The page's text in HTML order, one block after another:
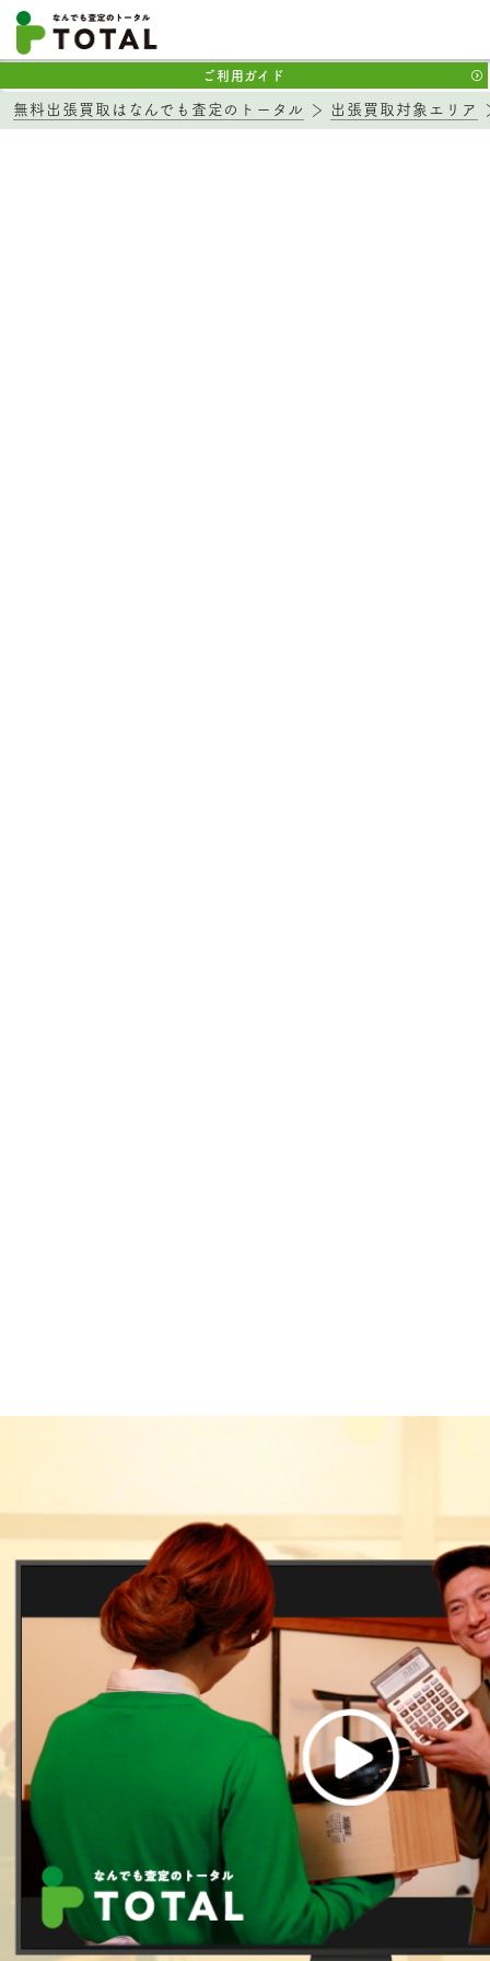
ご利用ガイド
無料出張買取はなんでも査定のトータル 出張買取対象エリア